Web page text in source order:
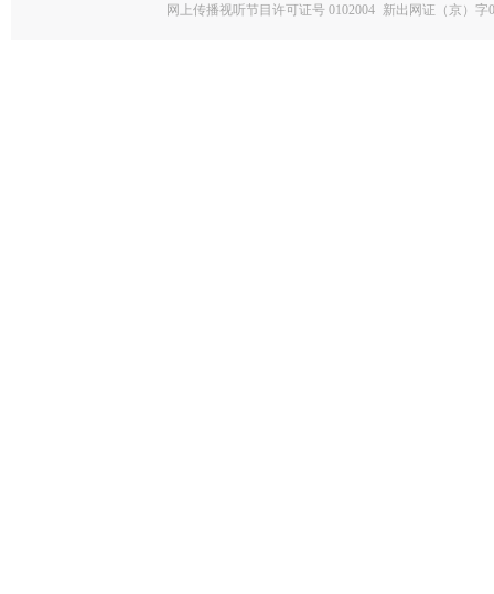
网上传播视听节目许可证号 0102004 新出网证（京）